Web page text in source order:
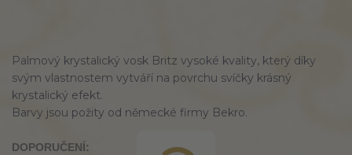
Palmový krystalický vosk Britz vysoké kvality, který díky
svým vlastnostem vytváří na povrchu svíčky krásný
krystalický efekt.
Barvy jsou požity od německé firmy Bekro.
DOPORUČENÍ: